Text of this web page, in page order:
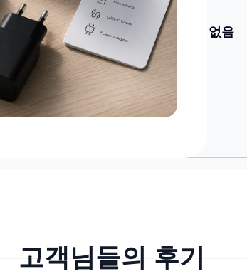
쿼터 없음
고객님들의 후기